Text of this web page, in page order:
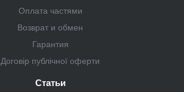
Оплата частями
Возврат и обмен
Гарантия
Договір публічної оферти
Статьи